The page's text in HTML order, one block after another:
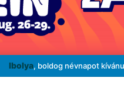
Ibolya, boldog névnapot